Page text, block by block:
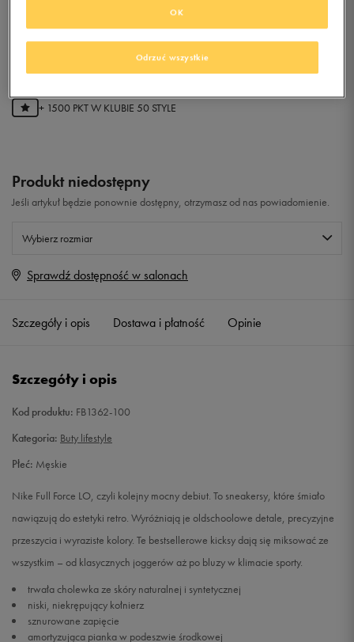
299,99złz Vat
+ 1500 PKT W KLUBIE 50 STYLE
Produkt niedostępny
Jeśli artykuł będzie ponownie dostępny, otrzymasz od nas powiadomienie.
Wybierz rozmiar
Rozmiary EU
38,5
40,5 25,5 cm
42 26,5 cm Powiadom o dostępności
42,5 27 cm Powiadom o dostępności
43 27,5 cm Powiadom o dostępności
44 28 cm
Sprawdź dostępność w salonach
Szczegóły i opis Dostawa i płatność Opinie
Szczegóły i opis
Kod produktu: FB1362-100
Kategoria: Buty lifestyle
Płeć: Męskie
Nike Full Force LO, czyli kolejny mocny debiut. To sneakersy, które śmiało
nawiązują do estetyki retro. Wyróżniają je oldschoolowe detale, precyzyjne
przeszycia i wyraziste kolory. Te bestsellerowe kicksy dają się miksować ze
wszystkim – od klasycznych joggerów aż po bluzy w klimacie sporty.
trwała cholewka ze skóry naturalnej i syntetycznej
niski, niekrępujący kołnierz
sznurowane zapięcie
amortyzująca pianka w podeszwie środkowej
Odrzuć wszystkie
OK